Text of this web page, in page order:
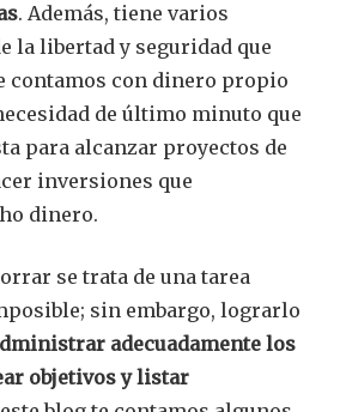
. Además, tiene varios
la libertad y seguridad que
contamos con dinero propio
de último minuto que
para alcanzar proyectos de
inversiones que
dinero.
se trata de una tarea
sin embargo, lograrlo
adecuadamente los
objetivos y listar